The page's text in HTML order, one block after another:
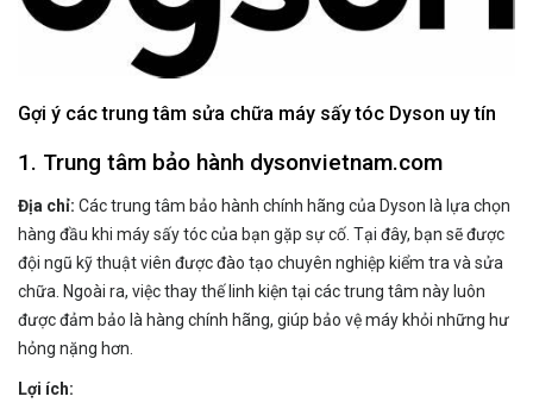
Gợi ý các trung tâm sửa chữa máy sấy tóc Dyson uy tín
1. Trung tâm bảo hành dysonvietnam.com
Địa chỉ: Các trung tâm bảo hành chính hãng của Dyson là lựa chọn
hàng đầu khi máy sấy tóc của bạn gặp sự cố. Tại đây, bạn sẽ được
đội ngũ kỹ thuật viên được đào tạo chuyên nghiệp kiểm tra và sửa
chữa. Ngoài ra, việc thay thế linh kiện tại các trung tâm này luôn
được đảm bảo là hàng chính hãng, giúp bảo vệ máy khỏi những hư
hỏng nặng hơn.
Lợi ích: